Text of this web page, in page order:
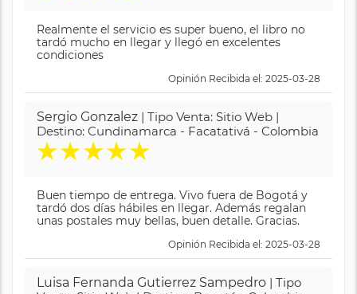
Realmente el servicio es super bueno, el libro no
tardó mucho en llegar y llegó en excelentes
condiciones
Opinión Recibida el: 2025-03-28
Sergio Gonzalez | Tipo Venta: Sitio Web |
Destino: Cundinamarca - Facatativá - Colombia
★★★★★
Buen tiempo de entrega. Vivo fuera de Bogotá y
tardó dos días hábiles en llegar. Además regalan
unas postales muy bellas, buen detalle. Gracias.
Opinión Recibida el: 2025-03-28
Luisa Fernanda Gutierrez Sampedro | Tipo